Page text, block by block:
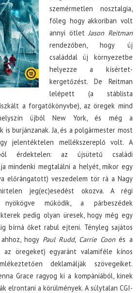
szemérmetlen nosztalgia,
főleg hogy akkoriban volt
annyi ötletJason Reitman
rendezőben, hogy új
családdal új környezetbe
helyezze a kísértet-
kergetőzést. De Reitman
lelépett (a stáblista
a forgatókönyvbe), az öregek mind
újból New York, és még a
is burjánzanak. Ja, és a polgármester most
jelentéktelen mellékszereplő volt. A
érdektelen: az újsütetű családi
mindenki megtalálni a helyét, mikor egy
előrángatott) veszedelem tör rá a Nagy
jeg(ec)esedést okozva. A régi
nyökögve működik, a párbeszédek
pedig olyan üresek, hogy még egy
bírná őket rabul ejteni. Tényleg sajátos
hogy Paul Rudd, Carrie Coonés a
az öregeket) egyaránt valamiféle kínos
deklamálják szövegeiket.
Grace ragyog ki a kompániából, kinek
elrontani a körülmények. A súlytalan CGI-